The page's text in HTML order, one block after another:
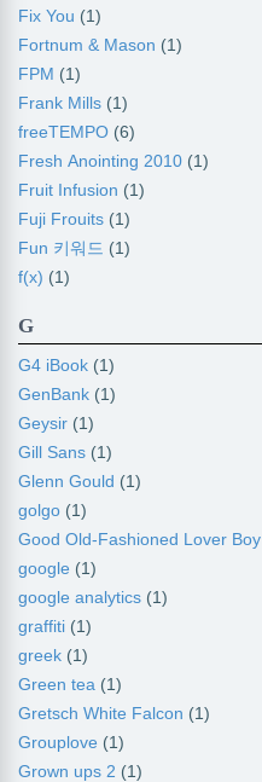
Fix You (1)
Fortnum & Mason (1)
FPM (1)
Frank Mills (1)
freeTEMPO (6)
Fresh Anointing 2010 (1)
Fruit Infusion (1)
Fuji Frouits (1)
Fun 키워드 (1)
f(x) (1)
G
G4 iBook (1)
GenBank (1)
Geysir (1)
Gill Sans (1)
Glenn Gould (1)
golgo (1)
Good Old-Fashioned Lover Boy
google (1)
google analytics (1)
graffiti (1)
greek (1)
Green tea (1)
Gretsch White Falcon (1)
Grouplove (1)
Grown ups 2 (1)